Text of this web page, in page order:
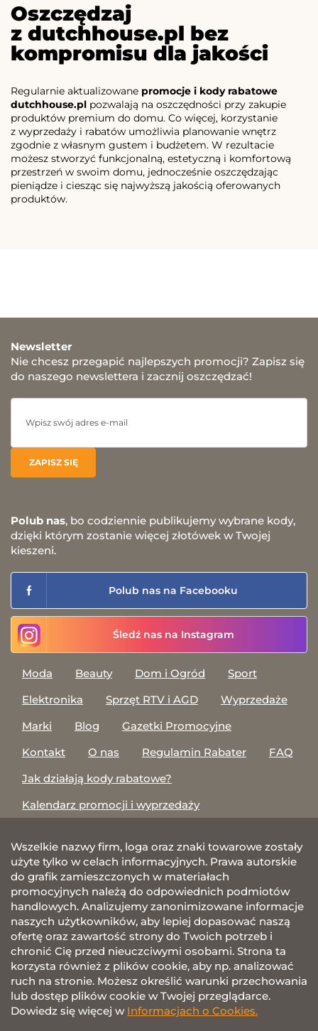
Oszczędzaj
z dutchhouse.pl bez
kompromisu dla jakości
Regularnie aktualizowane promocje i kody rabatowe
dutchhouse.pl pozwalają na oszczędności przy zakupie
produktów premium do domu. Co więcej, korzystanie
z wyprzedaży i rabatów umożliwia planowanie wnętrz
zgodnie z własnym gustem i budżetem. W rezultacie
możesz stworzyć funkcjonalną, estetyczną i komfortową
przestrzeń w swoim domu, jednocześnie oszczędzając
pieniądze i ciesząc się najwyższą jakością oferowanych
produktów.
Newsletter
Nie chcesz przegapić najlepszych promocji? Zapisz się
do naszego newslettera i zacznij oszczędzać!
Polub nas, bo codziennie publikujemy wybrane kody,
dzięki którym zostanie więcej złotówek w Twojej
kieszeni.
Polub nas na Facebooku
Śledź nas na Instagram
Moda Beauty Dom i Ogród
Sport
Elektronika
Sprzęt RTV i AGD
Wyprzedaże
Marki
Blog
Gazetki Promocyjne
Kontakt
O nas Regulamin Rabater
FAQ
Jak działają kody rabatowe?
Kalendarz promocji i wyprzedaży
Wszelkie nazwy firm, loga oraz znaki towarowe zostały
użyte tylko w celach informacyjnych. Prawa autorskie
do grafik zamieszczonych w materiałach
promocyjnych należą do odpowiednich podmiotów
handlowych. Analizujemy zanonimizowane informacje
naszych użytkowników, aby lepiej dopasować naszą
ofertę oraz zawartość strony do Twoich potrzeb i
chronić Cię przed nieuczciwymi osobami. Strona ta
korzysta również z plików cookie, aby np. analizować
ruch na stronie. Możesz określić warunki przechowania
lub dostęp plików cookie w Twojej przeglądarce.
Dowiedz się więcej w Informacjach o Cookies.